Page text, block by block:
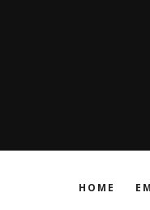
HOME